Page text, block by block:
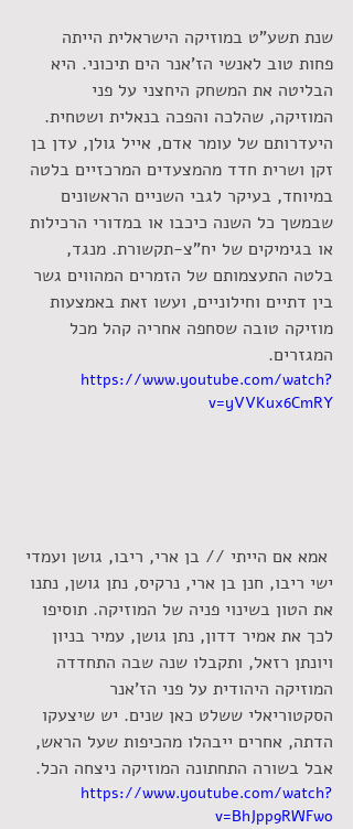
שנת תשע"ט במוזיקה הישראלית הייתה
פחות טוב לאנשי הז'אנר הים תיכוני. היא
הבליטה את המשחק היחצני על פני
המוזיקה, שהלכה והפכה בנאלית ושטחית.
היעדרותם של עומר אדם, אייל גולן, עדן בן
זקן ושרית חדד מהמצעדים המרכזיים בלטה
במיוחד, בעיקר לגבי השניים הראשונים
שבמשך כל השנה כיכבו או במדורי הרכילות
או בגימיקים של יח"צ-תקשורת. מנגד,
בלטה התעצמותם של הזמרים המהווים גשר
בין דתיים וחילוניים, ועשו זאת באמצעות
מוזיקה טובה שסחפה אחריה קהל מכל
המגזרים.
https://www.youtube.com/watch?
v=yVVKux6CmRY
אמא אם הייתי // בן ארי, ריבו, גושן ועמדי
ישי ריבו, חנן בן ארי, נרקיס, נתן גושן, נתנו
את הטון בשינוי פניה של המוזיקה. תוסיפו
לכך את אמיר דדון, נתן גושן, עמיר בניון
ויונתן רזאל, ותקבלו שנה שבה התחדדה
המוזיקה היהודית על פני הז'אנר
הסקטוריאלי ששלט כאן שנים. יש שיצעקו
הדתה, אחרים ייבהלו מהכיפות שעל הראש,
אבל בשורה התחתונה המוזיקה ניצחה הכל.
https://www.youtube.com/watch?
v=BhJpp9RWFwo